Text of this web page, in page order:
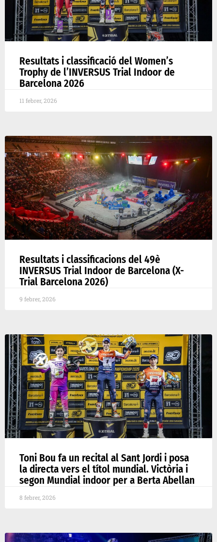
Resultats i classificació del Women’s
Trophy de l’INVERSUS Trial Indoor de
Barcelona 2026
11 febrer, 2026
Resultats i classificacions del 49è
INVERSUS Trial Indoor de Barcelona (X-
Trial Barcelona 2026)
9 febrer, 2026
Toni Bou fa un recital al Sant Jordi i posa
la directa vers el títol mundial. Victòria i
segon Mundial indoor per a Berta Abellan
8 febrer, 2026